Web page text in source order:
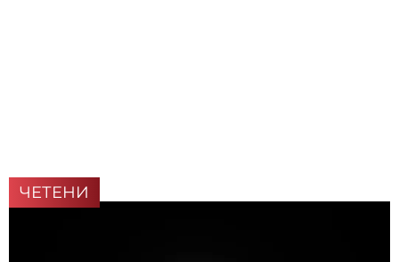
ЧЕТЕНИ